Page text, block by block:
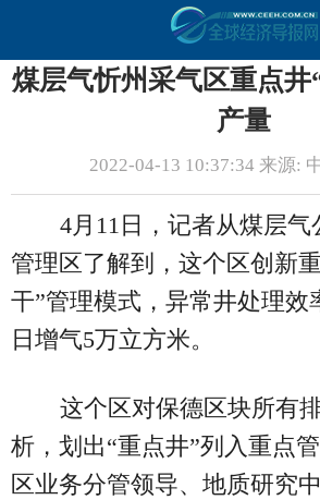
煤层气忻州采气区重点井
产量
2022-04-13 10:37:34 来源:
4月11日，记者从煤层气
管理区了解到，这个区创新
干”管理模式，异常井处理效
日增气5万立方米。
这个区对保德区块所有
析，划出“重点井”列入重点
区业务分管领导、地质研究